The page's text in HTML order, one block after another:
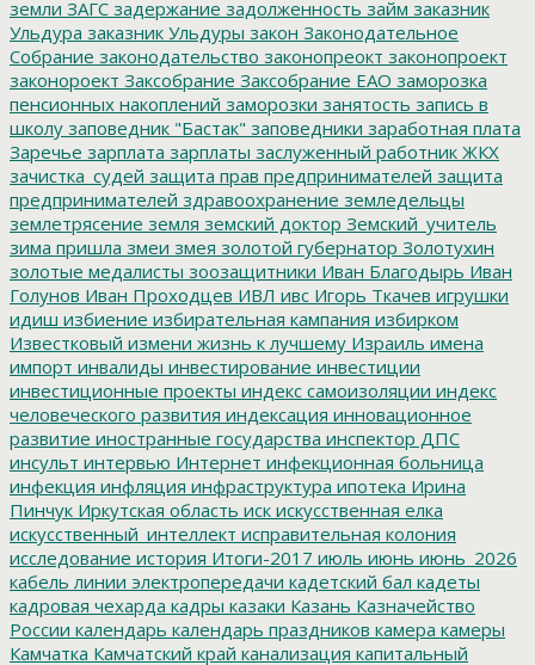
земли ЗАГС задержание задолженность займ заказник
Ульдура заказник Ульдуры закон Законодательное
Собрание законодательство законопреокт законопроект
законороект Заксобрание Заксобрание ЕАО заморозка
пенсионных накоплений заморозки занятость запись в
школу заповедник "Бастак" заповедники заработная плата
Заречье зарплата зарплаты заслуженный работник ЖКХ
зачистка_судей защита прав предпринимателей защита
предпринимателей здравоохранение земледельцы
землетрясение земля земский доктор Земский_учитель
зима пришла змеи змея золотой губернатор Золотухин
золотые медалисты зоозащитники Иван Благодырь Иван
Голунов Иван Проходцев ИВЛ ивс Игорь Ткачев игрушки
идиш избиение избирательная кампания избирком
Известковый измени жизнь к лучшему Израиль имена
импорт инвалиды инвестирование инвестиции
инвестиционные проекты индекс самоизоляции индекс
человеческого развития индексация инновационное
развитие иностранные государства инспектор ДПС
инсульт интервью Интернет инфекционная больница
инфекция инфляция инфраструктура ипотека Ирина
Пинчук Иркутская область иск искусственная елка
искусственный_интеллект исправительная колония
исследование история Итоги-2017 июль июнь июнь_2026
кабель линии электропередачи кадетский бал кадеты
кадровая чехарда кадры казаки Казань Казначейство
России календарь календарь праздников камера камеры
Камчатка Камчатский край канализация капитальный